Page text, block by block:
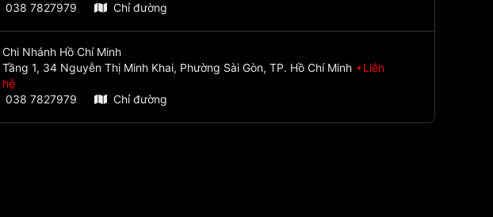
038 7827979
Chỉ đường
Chi Nhánh Hồ Chí Minh
Tầng 1, 34 Nguyễn Thị Minh Khai, Phường Sài Gòn, TP. Hồ Chí Minh
Liên
hệ
038 7827979
Chỉ đường